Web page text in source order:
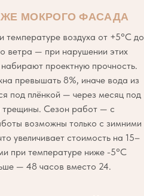
МОКРОГО ФАСАДА
воздуха от +5°C до
ветра — при нарушении этих
проектную прочность.
превышать 8%, иначе вода из
под плёнкой — через месяц под
трещины. Сезон работ — с
возможны только с зимними
увеличивает стоимость на 15–
при температуре ниже -5°C
— 48 часов вместо 24.